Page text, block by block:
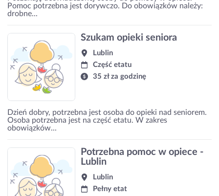
Pomoc potrzebna jest dorywczo. Do obowiązków należy:
drobne...
Szukam opieki seniora
Lublin
Część etatu
35 zł za godzinę
Dzień dobry, potrzebna jest osoba do opieki nad seniorem.
Osoba potrzebna jest na część etatu. W zakres
obowiązków...
Potrzebna pomoc w opiece -
Lublin
Lublin
Pełny etat